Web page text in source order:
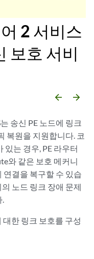
2 서비스
보호 서비
arrow_backward arrow_forward
송신 PE 노드에 링크
복원을 지원합니다. 코
있는 경우, PE 라우터
와 같은 보호 메커니
연결을 복구할 수 있습
노드 링크 장애 문제
.
대한 링크 보호를 구성